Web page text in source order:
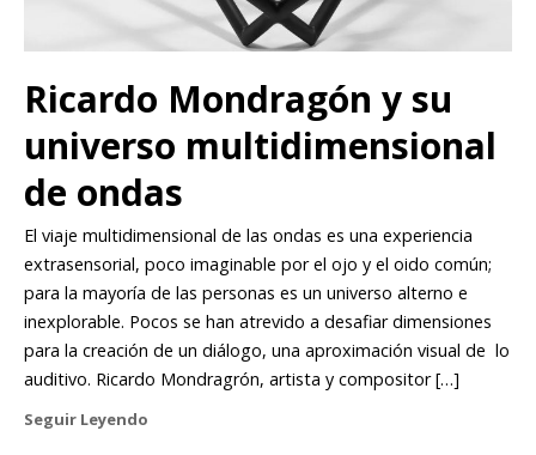
Ricardo Mondragón y su
universo multidimensional
de ondas
El viaje multidimensional de las ondas es una experiencia
extrasensorial, poco imaginable por el ojo y el oido común;
para la mayoría de las personas es un universo alterno e
inexplorable. Pocos se han atrevido a desafiar dimensiones
para la creación de un diálogo, una aproximación visual de lo
auditivo. Ricardo Mondragrón, artista y compositor […]
Seguir Leyendo